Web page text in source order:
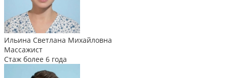
Ильина Светлана Михайловна
Массажист
Стаж более 6 года